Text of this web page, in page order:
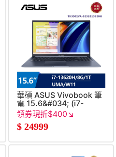
華碩 ASUS Vivobook 筆
電 15.6&#034; (i7-
藍
領券現折$400↘
$ 24999